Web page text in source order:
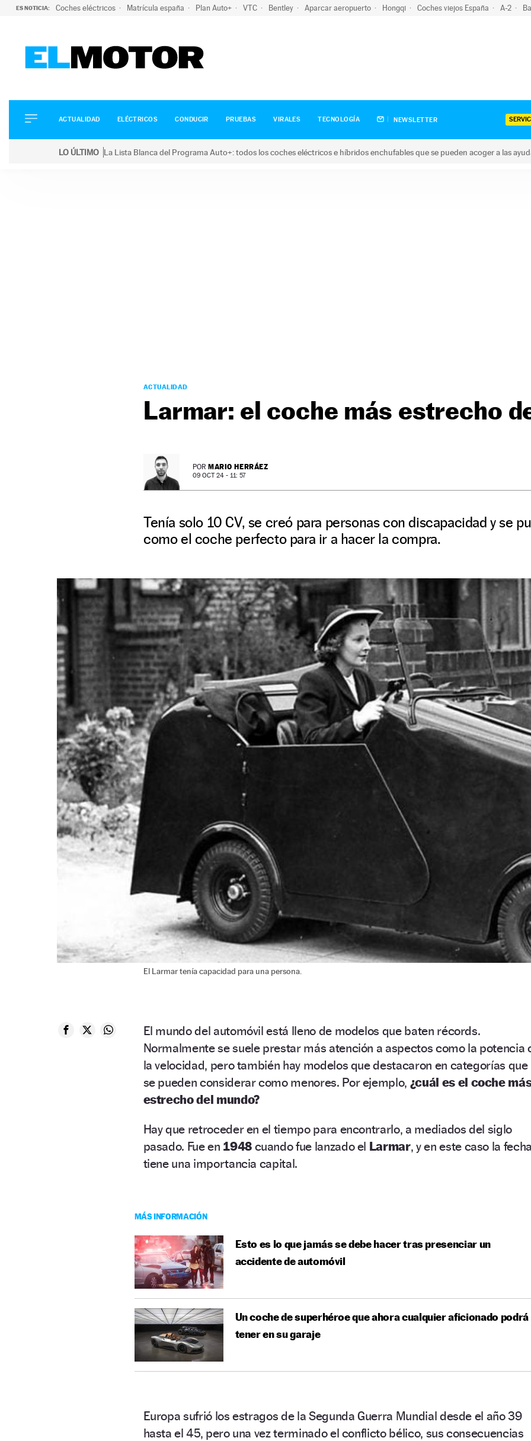
ES NOTICIA: Coches eléctricos Matrícula españa Plan Auto+ VTC Bentley Aparcar aeropuerto Hongqi Coches viejos España A-2
ELÉCTRICOS
CONDUCIR
ACTUALIDAD ELÉCTRICOS CONDUCIR PRUEBAS VIRALES TECNOLOGÍA NEWSLETTER
LO ÚLTIMO La Lista Blanca del Programa Auto+: todos los coches eléctricos e híbridos enchufables que se pueden acoger a las
ACTUALIDAD
Larmar: el coche más estrecho
POR MARIO HERRÁEZ
09 OCT 24 - 11: 57
Tenía solo 10 CV, se creó para personas con discapacidad y se
como el coche perfecto para ir a hacer la compra.
El Larmar tenía capacidad para una persona.
El mundo del automóvil está lleno de modelos que baten récords.
Normalmente se suele prestar más atención a aspectos como la potencia
la velocidad, pero también hay modelos que destacaron en categorías que
se pueden considerar como menores. Por ejemplo, ¿cuál es el coche
estrecho del mundo?
Hay que retroceder en el tiempo para encontrarlo, a mediados del siglo
pasado. Fue en 1948 cuando fue lanzado el Larmar, y en este caso la
tiene una importancia capital.
MÁS INFORMACIÓN
Esto es lo que jamás se debe hacer tras presenciar un
accidente de automóvil
Un coche de superhéroe que ahora cualquier aficionado podrá
tener en su garaje
Europa sufrió los estragos de la Segunda Guerra Mundial desde el año 39
hasta el 45, pero una vez terminado el conflicto bélico, sus consecuencias